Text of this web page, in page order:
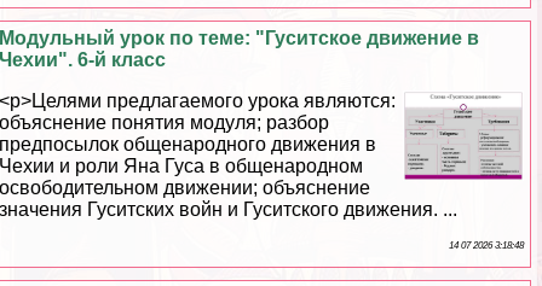
Модульный урок по теме: "Гуситское движение в
Чехии". 6-й класс
<p>Целями предлагаемого урока являются:
объяснение понятия модуля; разбор
предпосылок общенародного движения в
Чехии и роли Яна Гуса в общенародном
освободительном движении; объяснение
значения Гуситских войн и Гуситского движения. ...
14 07 2026 3:18:48